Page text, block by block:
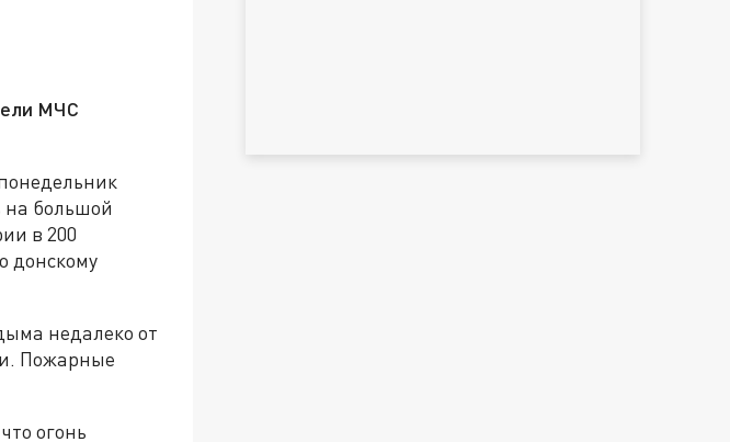
МЧС
на большой
в 200
донскому
недалеко от
Пожарные
огонь